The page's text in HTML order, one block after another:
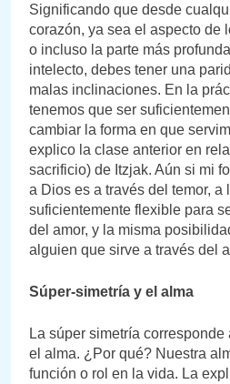
Significando que desde
corazón, ya sea el aspecto de
o incluso la parte más
intelecto, debes tener una
malas inclinaciones. En la
tenemos que ser
cambiar la forma en que
explico la clase anterior en
sacrificio) de Itzjak. Aún si mi
a Dios es a través del temor, a
suficientemente flexible para
del amor, y la misma
alguien que sirve a través del
Súper-simetría y el alma
La súper simetría
el alma. ¿Por qué? Nuestra
función o rol en la vida. La